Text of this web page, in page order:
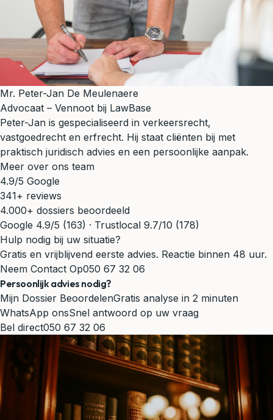
Mr. Peter-Jan De Meulenaere
Advocaat – Vennoot bij LawBase
Peter-Jan is gespecialiseerd in verkeersrecht,
vastgoedrecht en erfrecht. Hij staat cliënten bij met
praktisch juridisch advies en een persoonlijke aanpak.
Meer over ons team
4.9/5 Google
341+ reviews
4.000+ dossiers beoordeeld
Google 4.9/5 (163) · Trustlocal 9.7/10 (178)
Hulp nodig bij uw situatie?
Gratis en vrijblijvend eerste advies. Reactie binnen 48 uur.
Neem Contact Op050 67 32 06
Persoonlijk advies nodig?
Mijn Dossier BeoordelenGratis analyse in 2 minuten
WhatsApp onsSnel antwoord op uw vraag
Bel direct050 67 32 06